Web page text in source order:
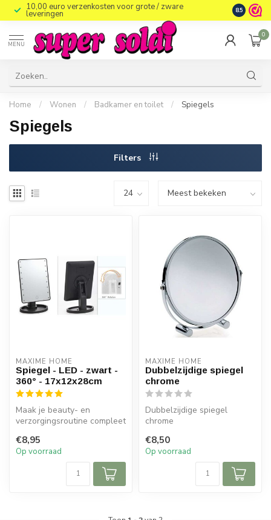
10,00 euro verzenkosten voor grote / zware
leveringen 8.5
MENU
0
Home / Wonen / Badkamer en toilet / Spiegels
Spiegels
Filters
MAXIME HOME
Spiegel - LED - zwart -
360° - 17x12x28cm
Maak je beauty- en
verzorgingsroutine compleet
360° spi...
€8,95
Op voorraad
MAXIME HOME
Dubbelzijdige spiegel
chrome
Dubbelzijdige spiegel
chrome
€8,50
Op voorraad